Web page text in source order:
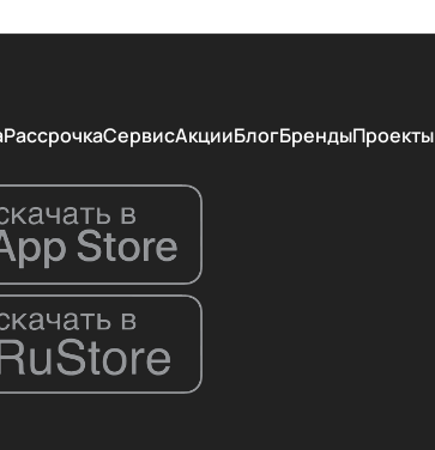
РассрочкаСервисАкцииБлогБрендыПроекты